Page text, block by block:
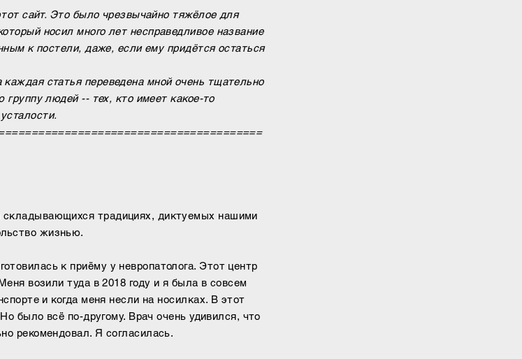
сайт. Это было чрезвычайно тяжёлое для
носил много лет несправедливое название
к постели, даже, если ему придётся остаться
статья переведена мной очень тщательно
людей -- тех, кто имеет какое-то
традициях, диктуемых нашими
жизнью.
к приёму у невропатолога. Этот центр
возили туда в 2018 году и я была в совсем
и когда меня несли на носилках. В этот
было всё по-другому. Врач очень удивился, что
рекомендовал. Я согласилась.